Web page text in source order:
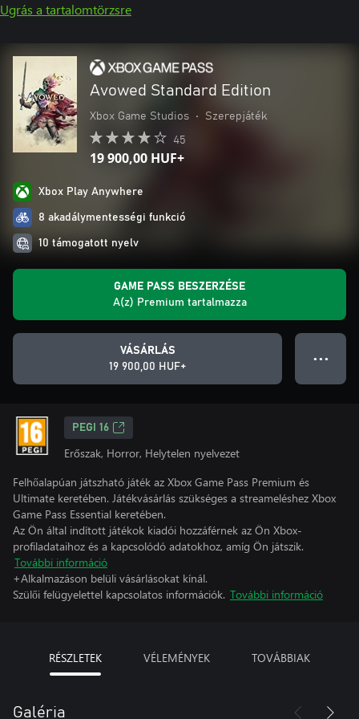
Ugrás a tartalomtörzsre
Avowed Standard Edition
Xbox Game Studios • Szerepjáték
45
19 900,00 HUF+
Xbox Play Anywhere
8 akadálymentességi funkció
10 támogatott nyelv
GAME PASS BESZERZÉSE
A(z) Premium tartalmazza
VÁSÁRLÁS
19 900,00 HUF+
● ● ●
PEGI 16
Erőszak, Horror, Helytelen nyelvezet
Felhőalapúan játszható játék az Xbox Game Pass Premium és
Ultimate keretében. Játékvásárlás szükséges a streameléshez Xbox
Game Pass Essential keretében.
Az Ön által indított játékok kiadói hozzáférnek az Ön Xbox-
profiladataihoz és a kapcsolódó adatokhoz, amíg Ön játszik.
További információ
+Alkalmazáson belüli vásárlásokat kínál.
Szülői felügyelettel kapcsolatos információk. További információ
RÉSZLETEK VÉLEMÉNYEK TOVÁBBIAK
Galéria